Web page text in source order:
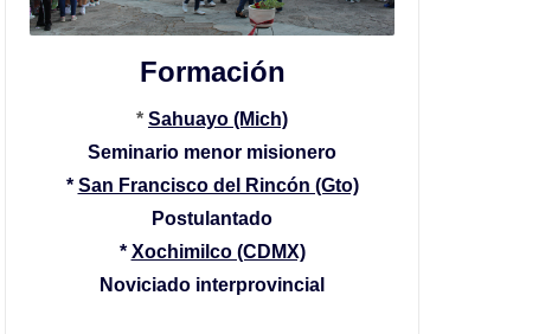
Formación
* Sahuayo (Mich)
Seminario menor misionero
* San Francisco del Rincón (Gto)
Postulantado
* Xochimilco (CDMX)
Noviciado interprovincial